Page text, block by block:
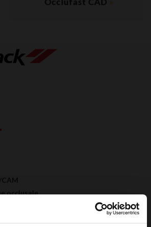
occlusale